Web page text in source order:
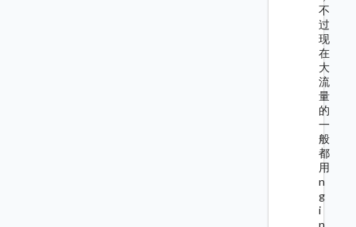
不
过
现
在
大
流
量
的
一
般
都
用
n
g
i
n